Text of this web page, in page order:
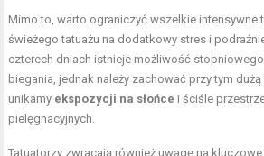
Mimo to, warto ograniczyć wszelkie intensywne
świeżego tatuażu na dodatkowy stres i
czterech dniach istnieje możliwość
biegania, jednak należy zachować przy tym
unikamy ekspozycji na słońce i ściśle
pielęgnacyjnych.
Tatuatorzy zwracają również uwagę na